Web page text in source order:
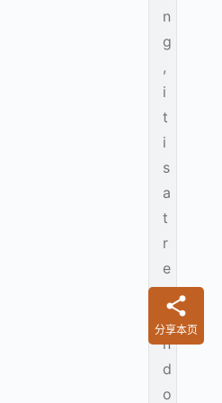
n
g
,
i
t
i
s
a
t
r
e
n
d
o
分享本页